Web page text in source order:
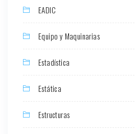
EADIC
Equipo y Maquinarias
Estadística
Estática
Estructuras